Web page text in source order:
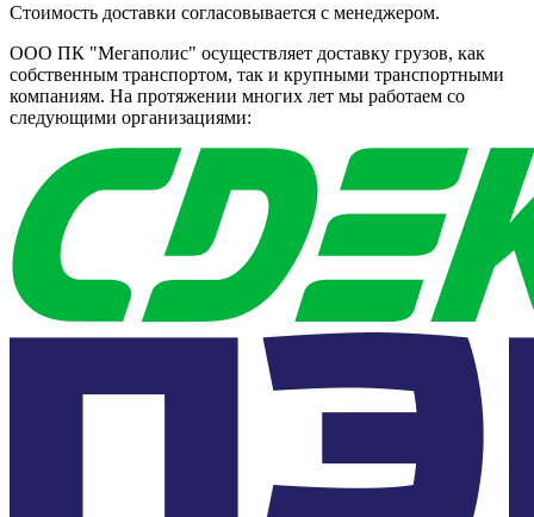
Стоимость доставки согласовывается с менеджером.
ООО ПК "Мегаполис" осуществляет доставку грузов, как
собственным транспортом, так и крупными транспортными
компаниям. На протяжении многих лет мы работаем со
следующими организациями: